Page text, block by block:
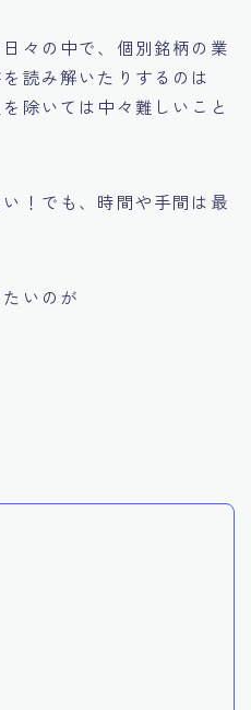
々の中で、個別銘柄の業
読み解いたりするのは
除いては中々難しいこと
！でも、時間や手間は最
いのが